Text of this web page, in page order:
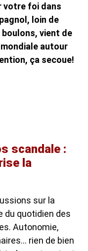
votre foi dans
loin de
boulons, vient de
autour
ça secoue!
scandale :
la
sur la
du quotidien des
Autonomie,
rien de bien